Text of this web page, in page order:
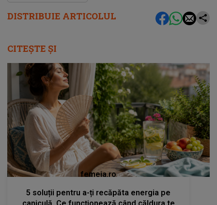
DISTRIBUIE ARTICOLUL
CITEȘTE ȘI
femeia.ro
5 soluții pentru a-ți recăpăta energia pe